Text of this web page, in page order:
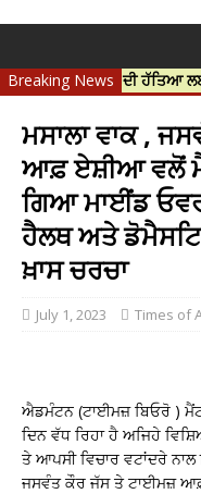
Breaking News
ਹਰਦੀਪ ਨਿੱਝਰ ਦੀ ਹੱਤਿਆ ਲਈ
ਮਸਾਲਾ ਵਾਕ ,
ਆਫ਼ ਏਸ਼ੀਆ ਵਲੋਂ
ਗਿਆ ਮਾਈਂਡ
ਹੈਲਥ ਅਤੇ
ਖ਼ਾਸ ਚਰਚਾ
July 1, 2023 Times of
ਐਡਮੰਟਨ (ਟਾਈਮਜ਼ ਬਿਓਰੋ )
ਦਿਨ ਵੱਧ ਰਿਹਾ ਹੈ ਅਜਿਹੇ
ਤੇ ਆਪਸੀ ਵਿਚਾਰ ਵਟਾਂਦਰੇ
ਜਸਵੰਤ ਕੌਰ ਜੱਸ ਤੇ ਟਾਈਮਜ਼